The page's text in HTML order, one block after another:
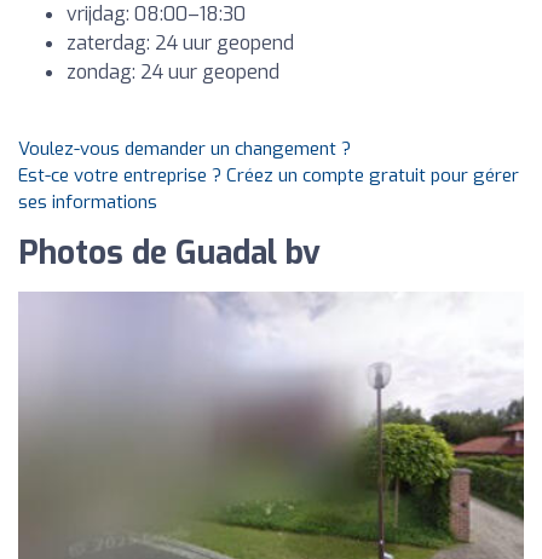
vrijdag: 08:00–18:30
zaterdag: 24 uur geopend
zondag: 24 uur geopend
Voulez-vous demander un changement ?
Est-ce votre entreprise ? Créez un compte gratuit pour gérer
ses informations
Photos de Guadal bv